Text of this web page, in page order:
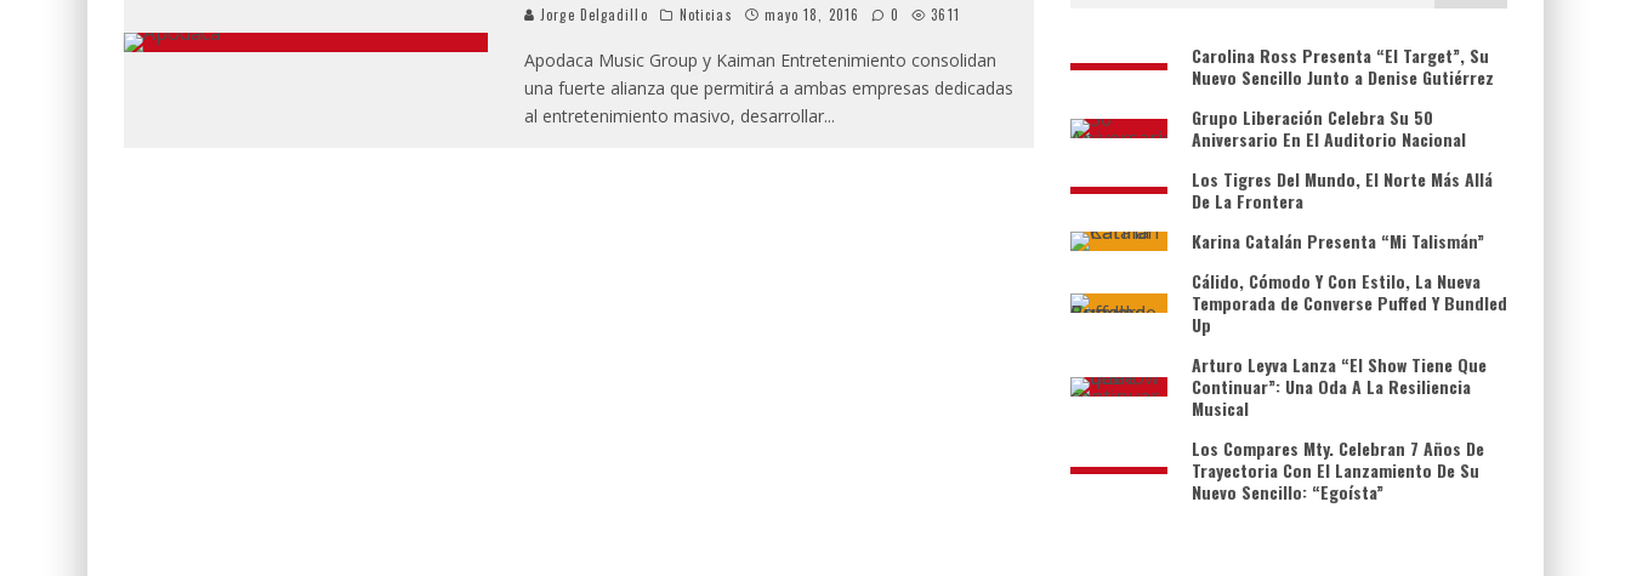
Jorge Delgadillo Noticias mayo 18, 2016 0 3611
Apodaca Music Group y Kaiman Entretenimiento consolidan
una fuerte alianza que permitirá a ambas empresas dedicadas
al entretenimiento masivo, desarrollar...
Carolina Ross Presenta “El Target”, Su
Nuevo Sencillo Junto a Denise Gutiérrez
Grupo Liberación Celebra Su 50
Aniversario En El Auditorio Nacional
Los Tigres Del Mundo, El Norte Más Allá
De La Frontera
Karina Catalán Presenta “Mi Talismán”
Cálido, Cómodo Y Con Estilo, La Nueva
Temporada de Converse Puffed Y Bundled
Up
Arturo Leyva Lanza “El Show Tiene Que
Continuar”: Una Oda A La Resiliencia
Musical
Los Compares Mty. Celebran 7 Años De
Trayectoria Con El Lanzamiento De Su
Nuevo Sencillo: “Egoísta”